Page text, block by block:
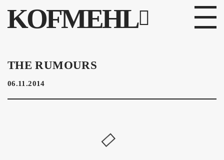
KOFMEHL
PROGRAMM
FABRIKGEFLÜSTER
GALERIE
THE RUMOURS
06.11.2014